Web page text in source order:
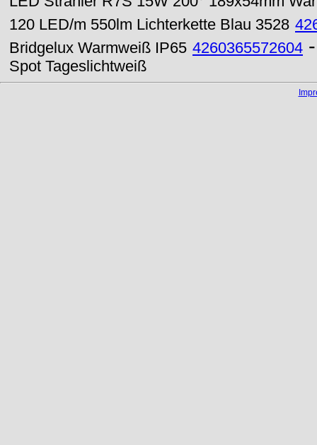
120 LED/m 550lm Lichterkette Blau 3528
Bridgelux Warmweiß IP65 4260365572604
Spot Tageslichtweiß